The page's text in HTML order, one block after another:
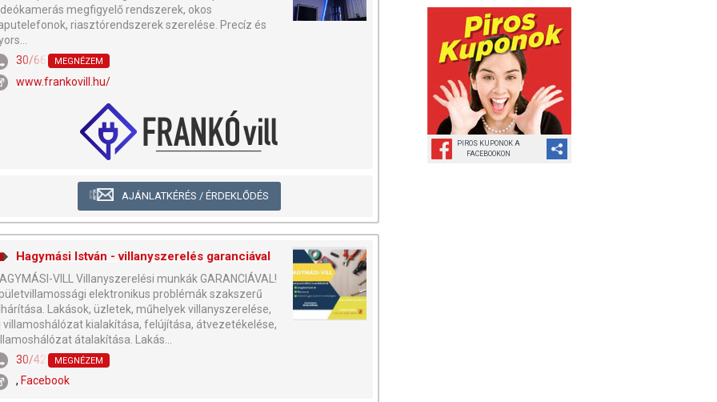
megfigyelő rendszerek, okos
riasztórendszerek szerelése. Precíz és
30/667-2136
MEGNÉZEM
www.frankovill.hu/
AJÁNLATKÉRÉS / ÉRDEKLŐDÉS
Hagymási István - villanyszerelés garanciával
VILL Villanyszerelési munkák GARANCIÁVAL!
elektronikus problémák szakszerű
Lakások, üzletek, műhelyek villanyszerelése,
villamoshálózat kialakítása, felújítása, átvezetékelése,
átalakítása. Lakás...
30/428-4041
MEGNÉZEM
, Facebook
PIROS KUPONOK A
FACEBOOKON